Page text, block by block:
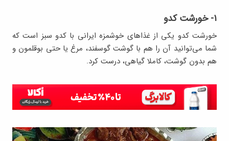
۱- خورشت کدو
خورشت کدو یکی از غذاهای خوشمزه ایرانی با کدو سبز است که
شما می‌توانید آن را هم با گوشت گوسفند، مرغ یا حتی بوقلمون و
هم بدون گوشت، کاملا گیاهی، درست کرد.